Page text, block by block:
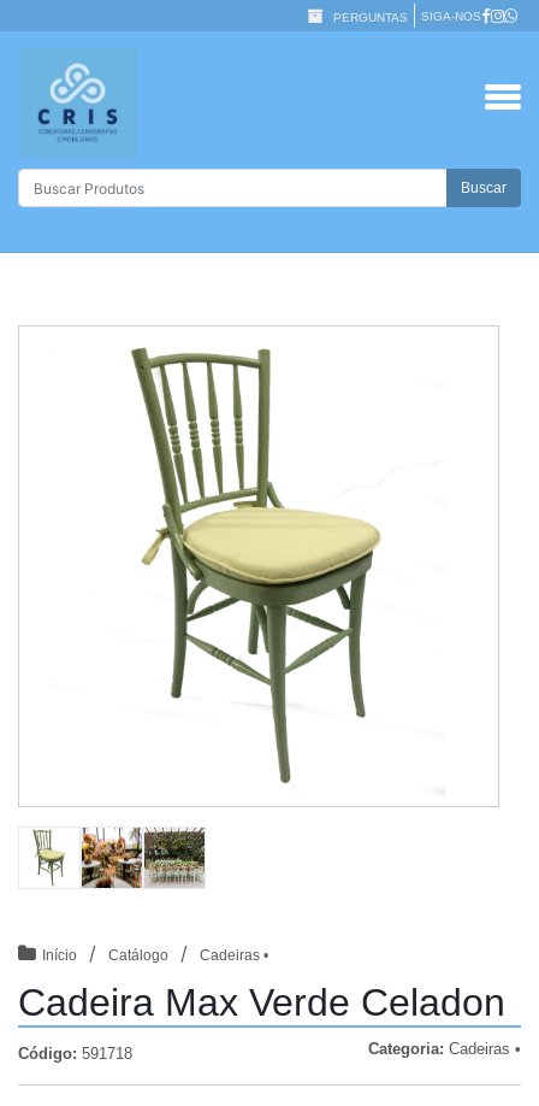
PERGUNTAS SIGA-NOS
Buscar
Início / Catálogo / Cadeiras •
Cadeira Max Verde Celadon
Código: 591718 Categoria: Cadeiras •